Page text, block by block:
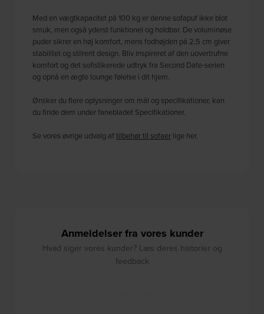
Med en vægtkapacitet på 100 kg er denne sofapuf ikke blot
smuk, men også yderst funktionel og holdbar. De voluminøse
puder sikrer en høj komfort, mens fodhøjden på 2,5 cm giver
stabilitet og stilrent design. Bliv inspireret af den uovertrufne
komfort og det sofistikerede udtryk fra Second Date-serien
og opnå en ægte lounge følelse i dit hjem.
Ønsker du flere oplysninger om mål og specifikationer, kan
du finde dem under fanebladet Specifikationer.
Se vores øvrige udvalg aftilbehør til sofaer lige her.
Anmeldelser fra vores kunder
Hvad siger vores kunder? Læs deres historier og
feedback